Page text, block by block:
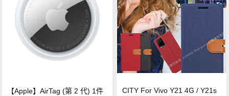
【Apple】AirTag (第 2 代) 1件
CITY For Vivo Y21 4G / Y21s